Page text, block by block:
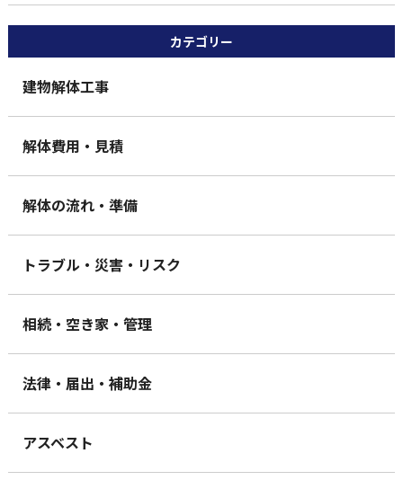
カテゴリー
建物解体工事
解体費用・見積
解体の流れ・準備
トラブル・災害・リスク
相続・空き家・管理
法律・届出・補助金
アスベスト